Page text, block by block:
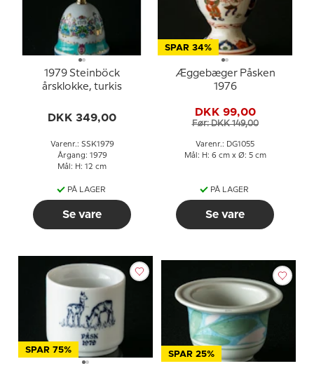
1979 Steinböck
årsklokke, turkis
DKK 349,00
Varenr.: SSK1979
Årgang: 1979
Mål: H: 12 cm
PÅ LAGER
Se vare
SPAR 34%
Æggebæger Påsken
1976
DKK 99,00
Før: DKK 149,00
Varenr.: DG1055
Mål: H: 6 cm x Ø: 5 cm
PÅ LAGER
Se vare
SPAR 75% SPAR 25%